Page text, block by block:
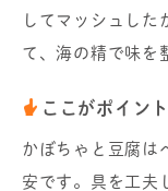
してマッシュした
て、海の精で味を
ここがポイント
かぼちゃと豆腐は
安です。具を工夫